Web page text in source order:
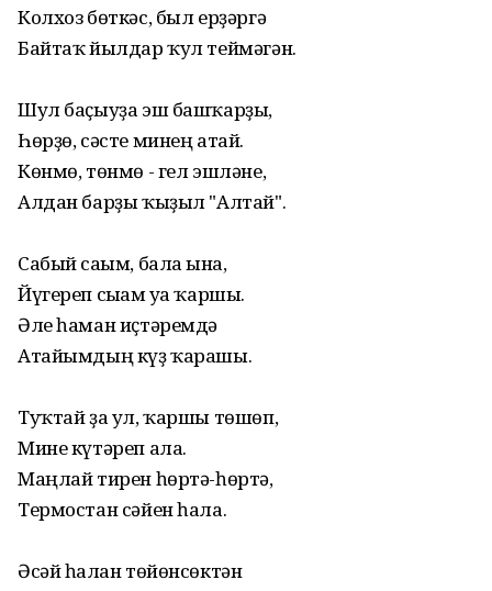
Колхоз бөткәс, был ерҙәргә
Байтаҡ йылдар ҡул теймәгән.
Шул баҫыуҙа эш башҡарҙы,
Һөрҙө, сәсте минең атай.
Көнмө, төнмө - гел эшләне,
Алдан барҙы ҡыҙыл "Алтай".
Сабый сағым, бала ғына,
Йүгереп сығам уға ҡаршы.
Әле һаман иҫтәремдә
Атайымдың күҙ ҡарашы.
Туҡтай ҙа ул, ҡаршы төшөп,
Мине күтәреп ала.
Маңлай тирен һөртә-һөртә,
Термостан сәйен һала.
Әсәй һалған төйөнсөктән